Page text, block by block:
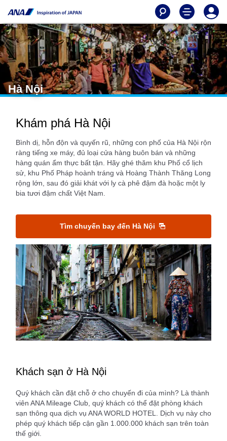
Hà Nội
Khám phá Hà Nội
Bình dị, hỗn độn và quyến rũ, những con phố của Hà Nội rộn
ràng tiếng xe máy, đủ loại cửa hàng buôn bán và những
hàng quán ẩm thực bất tận. Hãy ghé thăm khu Phố cổ lịch
sử, khu Phố Pháp hoành tráng và Hoàng Thành Thăng Long
rộng lớn, sau đó giải khát với ly cà phê đậm đà hoặc một ly
bia tươi đậm chất Việt Nam.
Tìm chuyến bay đến Hà Nội
Khách sạn ở Hà Nội
Quý khách cần đặt chỗ ở cho chuyến đi của mình? Là thành
viên ANA Mileage Club, quý khách có thể đặt phòng khách
sạn thông qua dịch vụ ANA WORLD HOTEL. Dịch vụ này cho
phép quý khách tiếp cận gần 1.000.000 khách sạn trên toàn
thế giới.